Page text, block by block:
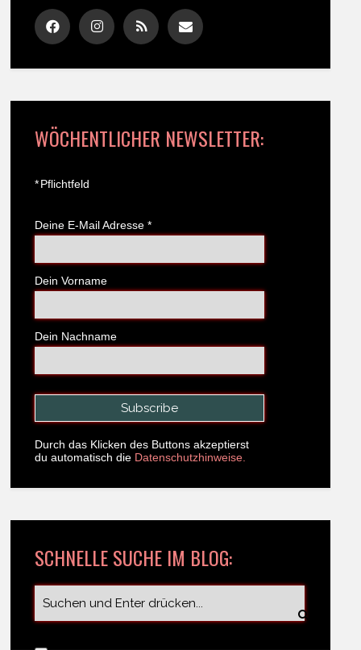
WÖCHENTLICHER NEWSLETTER:
*Pflichtfeld
Deine E-Mail Adresse *
Dein Vorname
Dein Nachname
Durch das Klicken des Buttons akzeptierst
du automatisch die Datenschutzhinweise.
SCHNELLE SUCHE IM BLOG: